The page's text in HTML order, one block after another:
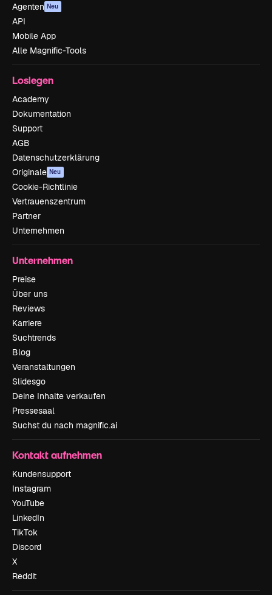
Agenten Neu
API
Mobile App
Alle Magnific-Tools
Loslegen
Academy
Dokumentation
Support
AGB
Datenschutzerklärung
Originale Neu
Cookie-Richtlinie
Vertrauenszentrum
Partner
Unternehmen
Unternehmen
Preise
Über uns
Reviews
Karriere
Suchtrends
Blog
Veranstaltungen
Slidesgo
Deine Inhalte verkaufen
Pressesaal
Suchst du nach magnific.ai
Kontakt aufnehmen
Kundensupport
Instagram
YouTube
LinkedIn
TikTok
Discord
X
Reddit